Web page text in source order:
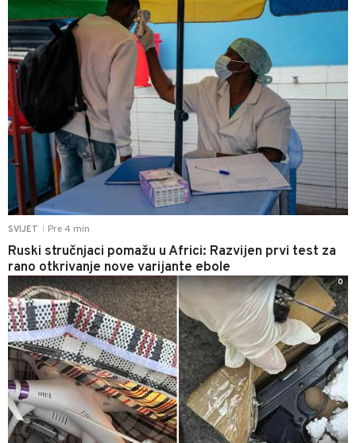
SVIJET Pre 4 min
Ruski stručnjaci pomažu u Africi: Razvijen prvi test za
rano otkrivanje nove varijante ebole
0